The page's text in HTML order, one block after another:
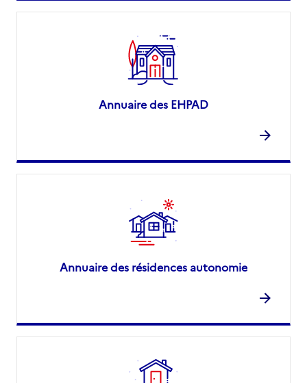
Annuaire des EHPAD
Annuaire des résidences autonomie